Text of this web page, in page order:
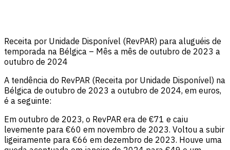
Receita por Unidade Disponível (RevPAR) para aluguéis de
temporada na Bélgica – Mês a mês de outubro de 2023 a
outubro de 2024
A tendência do RevPAR (Receita por Unidade Disponível) na
Bélgica de outubro de 2023 a outubro de 2024, em euros,
é a seguinte:
Em outubro de 2023, o RevPAR era de €71 e caiu
levemente para €60 em novembro de 2023. Voltou a subir
ligeiramente para €66 em dezembro de 2023. Houve uma